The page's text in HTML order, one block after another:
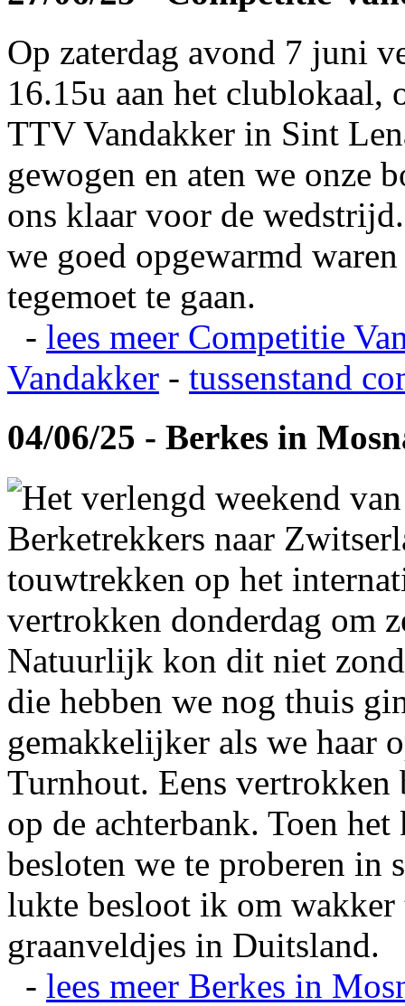
Op zaterdag avond 7 juni
16.15u aan het clublokaal,
TTV Vandakker in Sint
gewogen en aten we onze
ons klaar voor de
we goed opgewarmd
tegemoet te gaan.
- lees meer Competitie
Vandakker - tussenstand
04/06/25 - Berkes in
Het verlengd weekend
Berketrekkers naar
touwtrekken op het
vertrokken donderdag om
Natuurlijk kon dit niet
die hebben we nog thuis
gemakkelijker als we haar
Turnhout. Eens vertrokken
op de achterbank. Toen
besloten we te proberen in
lukte besloot ik om
graanveldjes in Duitsland.
- lees meer Berkes in